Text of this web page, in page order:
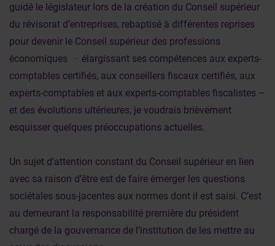
guidé le législateur lors de la création du Conseil supérieur
du révisorat d’entreprises, rebaptisé à différentes reprises
pour devenir le Conseil supérieur des professions
économiques – élargissant ses compétences aux experts-
comptables certifiés, aux conseillers fiscaux certifiés, aux
experts-comptables et aux experts-comptables fiscalistes –
et des évolutions ultérieures, je voudrais brièvement
esquisser quelques préoccupations actuelles.
Un sujet d’attention constant du Conseil supérieur en lien
avec sa raison d’être est de faire émerger les questions
sociétales sous-jacentes aux normes dont il est saisi. C’est
au demeurant la responsabilité première du président
chargé de la gouvernance de l’institution de les mettre au